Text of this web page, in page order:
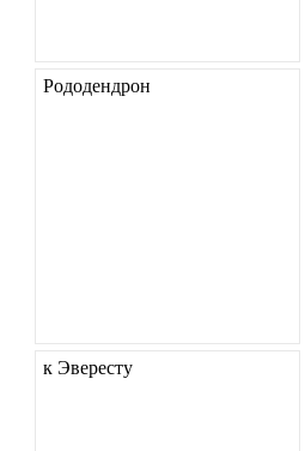
Рододендрон
к Эвересту